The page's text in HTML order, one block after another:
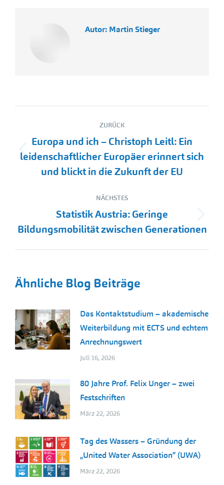
Autor: Martin Stieger
Kommentarnavigation
ZURÜCK
Vorheriger
Beitrag:
Europa und ich – Christoph Leitl: Ein
leidenschaftlicher Europäer erinnert sich
und blickt in die Zukunft der EU
NÄCHSTES
Nächster
Beitrag:
Statistik Austria: Geringe
Bildungsmobilität zwischen Generationen
Ähnliche Blog Beiträge
Das Kontaktstudium – akademische
Weiterbildung mit ECTS und echtem
Anrechnungswert
Juli 16, 2026
80 Jahre Prof. Felix Unger – zwei
Festschriften
März 22, 2026
Tag des Wassers – Gründung der
„United Water Association” (UWA)
März 22, 2026